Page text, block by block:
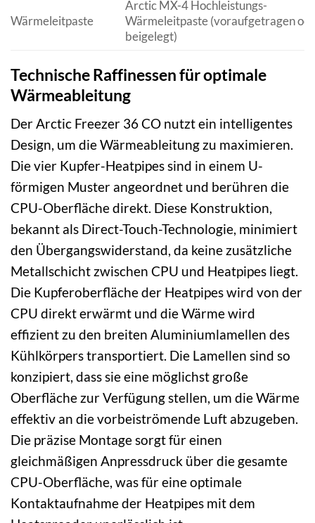
Wärmeleitpaste
Arctic MX-4 Hochleistungs-
Wärmeleitpaste (voraufgetragen
beigelegt)
Technische Raffinessen für optimale
Wärmeableitung
Der Arctic Freezer 36 CO nutzt ein intelligentes
Design, um die Wärmeableitung zu maximieren.
Die vier Kupfer-Heatpipes sind in einem U-
förmigen Muster angeordnet und berühren die
CPU-Oberfläche direkt. Diese Konstruktion,
bekannt als Direct-Touch-Technologie, minimiert
den Übergangswiderstand, da keine zusätzliche
Metallschicht zwischen CPU und Heatpipes liegt.
Die Kupferoberfläche der Heatpipes wird von der
CPU direkt erwärmt und die Wärme wird
effizient zu den breiten Aluminiumlamellen des
Kühlkörpers transportiert. Die Lamellen sind so
konzipiert, dass sie eine möglichst große
Oberfläche zur Verfügung stellen, um die Wärme
effektiv an die vorbeiströmende Luft abzugeben.
Die präzise Montage sorgt für einen
gleichmäßigen Anpressdruck über die gesamte
CPU-Oberfläche, was für eine optimale
Kontaktaufnahme der Heatpipes mit dem